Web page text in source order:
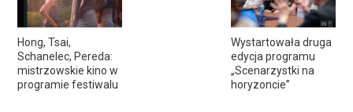
Hong, Tsai,
Schanelec, Pereda:
mistrzowskie kino w
programie festiwalu
Wystartowała druga
edycja programu
„Scenarzystki na
horyzoncie”